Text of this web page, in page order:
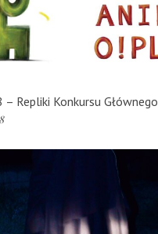
– Repliki Konkursu Głównego